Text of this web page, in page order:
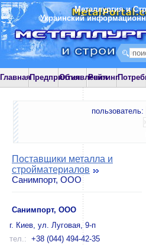
Металлургия и
Украинский
ГлавнаяПредприятияОбъявления
Рейтинг
пользователь:
Поставщики металла и
стройматериалов
Санимпорт, ООО
Санимпорт, ООО
г. Киев, ул. Луговая, 9-п
тел.: +38 (044) 494-42-35